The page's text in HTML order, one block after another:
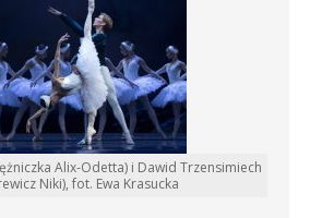
Alix-Odetta) i Dawid Trzensimiech
Niki), fot. Ewa Krasucka